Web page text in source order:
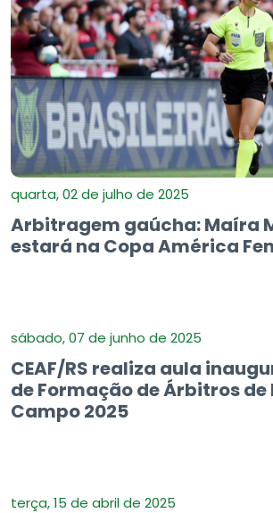
quarta, 02 de julho de 2025
Arbitragem gaúcha: Maíra
estará na Copa América
sábado, 07 de junho de 2025
CEAF/RS realiza aula
de Formação de Árbitros de
Campo 2025
terça, 15 de abril de 2025